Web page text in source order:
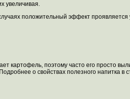
увеличивая.
положительный эффект
картофель, поэтому часто его просто
о свойствах полезного напитка в